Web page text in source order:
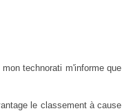
technorati m'informe que
le classement à cause